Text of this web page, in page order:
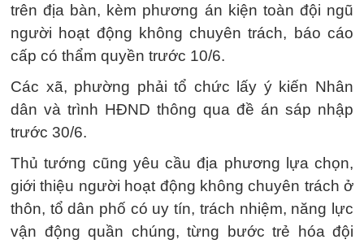
trên địa bàn, kèm phương án kiện toàn đội ngũ
người hoạt động không chuyên trách, báo cáo
cấp có thẩm quyền trước 10/6.
Các xã, phường phải tổ chức lấy ý kiến Nhân
dân và trình HĐND thông qua đề án sáp nhập
trước 30/6.
Thủ tướng cũng yêu cầu địa phương lựa chọn,
giới thiệu người hoạt động không chuyên trách ở
thôn, tổ dân phố có uy tín, trách nhiệm, năng lực
vận động quần chúng, từng bước trẻ hóa đội